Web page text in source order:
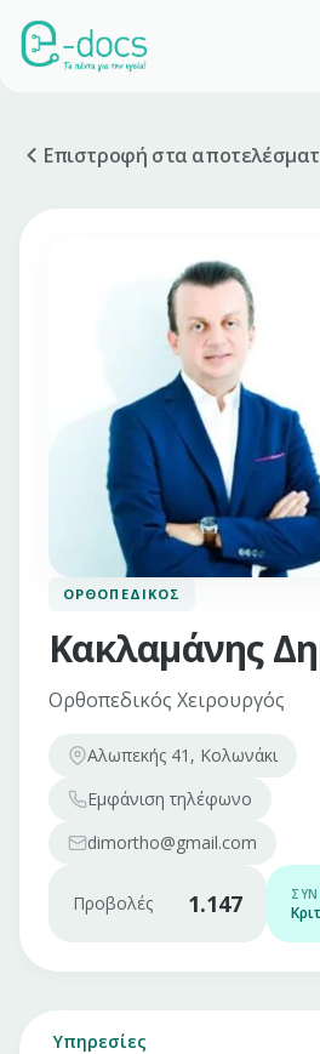
Επιστροφή στα
ΟΡΘΟΠΕΔΙΚΌΣ
Κακλαμάνης
Ορθοπεδικός Χειρουργός
Αλωπεκής 41, Κολωνάκι
Εμφάνιση τηλέφωνο
dimortho@gmail.com
Προβολές 1.147
Υπηρεσίες